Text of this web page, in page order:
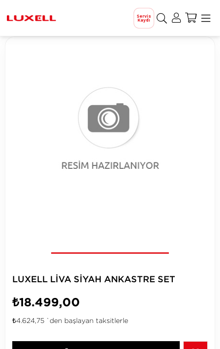
Servis
Kaydı
LUXELL LİVA SİYAH ANKASTRE SET
₺18.499,00
₺4.624,75 `den başlayan taksitlerle